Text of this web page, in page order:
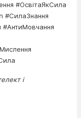
#ОсвітаЯкСила
#СилаЗнання
і